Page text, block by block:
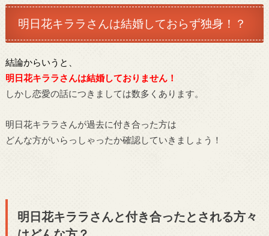
明日花キララさんは結婚しておらず独身！？
結論からいうと、
明日花キララさんは結婚しておりません！
しかし恋愛の話につきましては数多くあります。
明日花キララさんが過去に付き合った方は
どんな方がいらっしゃったか確認していきましょう！
明日花キララさんと付き合ったとされる方々